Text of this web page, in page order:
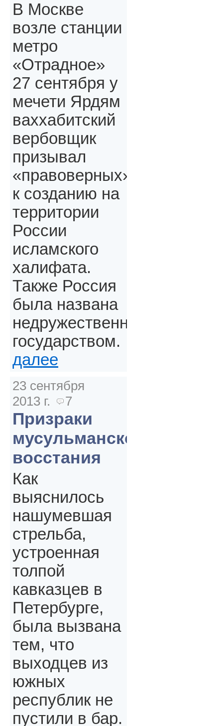
В Москве
возле станции
метро
«Отрадное»
27 сентября у
мечети Ярдям
ваххабитский
вербовщик
призывал
«правоверных»,
к созданию на
территории
России
исламского
халифата.
Также Россия
была названа
недружественным
государством.
далее
23 сентября
2013 г.
7
Призраки
мусульманского
восстания
Как
выяснилось
нашумевшая
стрельба,
устроенная
толпой
кавказцев в
Петербурге,
была вызвана
тем, что
выходцев из
южных
республик не
пустили в бар.